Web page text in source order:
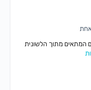
המתאים מתוך הלשונית